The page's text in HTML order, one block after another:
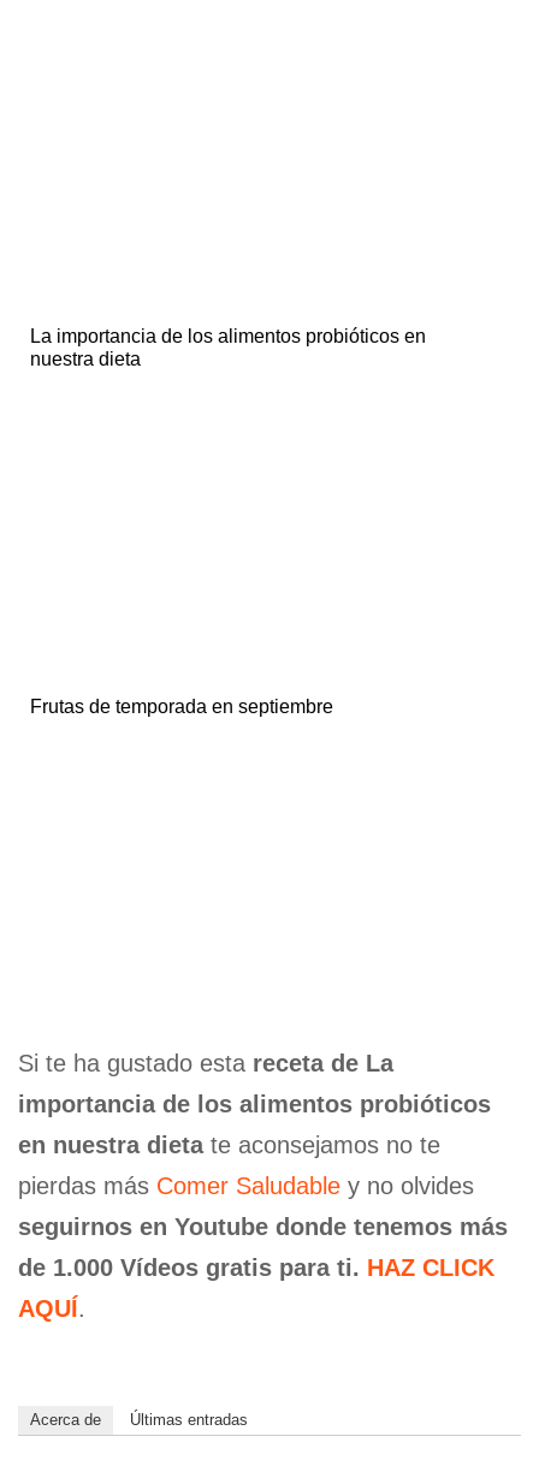
La importancia de los alimentos probióticos en
nuestra dieta
Frutas de temporada en septiembre
Si te ha gustado esta receta de La
importancia de los alimentos probióticos
en nuestra dietate aconsejamos no te
pierdas más Comer Saludable y no olvides
seguirnos en Youtube donde tenemos más
de 1.000 Vídeos gratis para ti. HAZ CLICK
AQUÍ.
Acerca de Últimas entradas